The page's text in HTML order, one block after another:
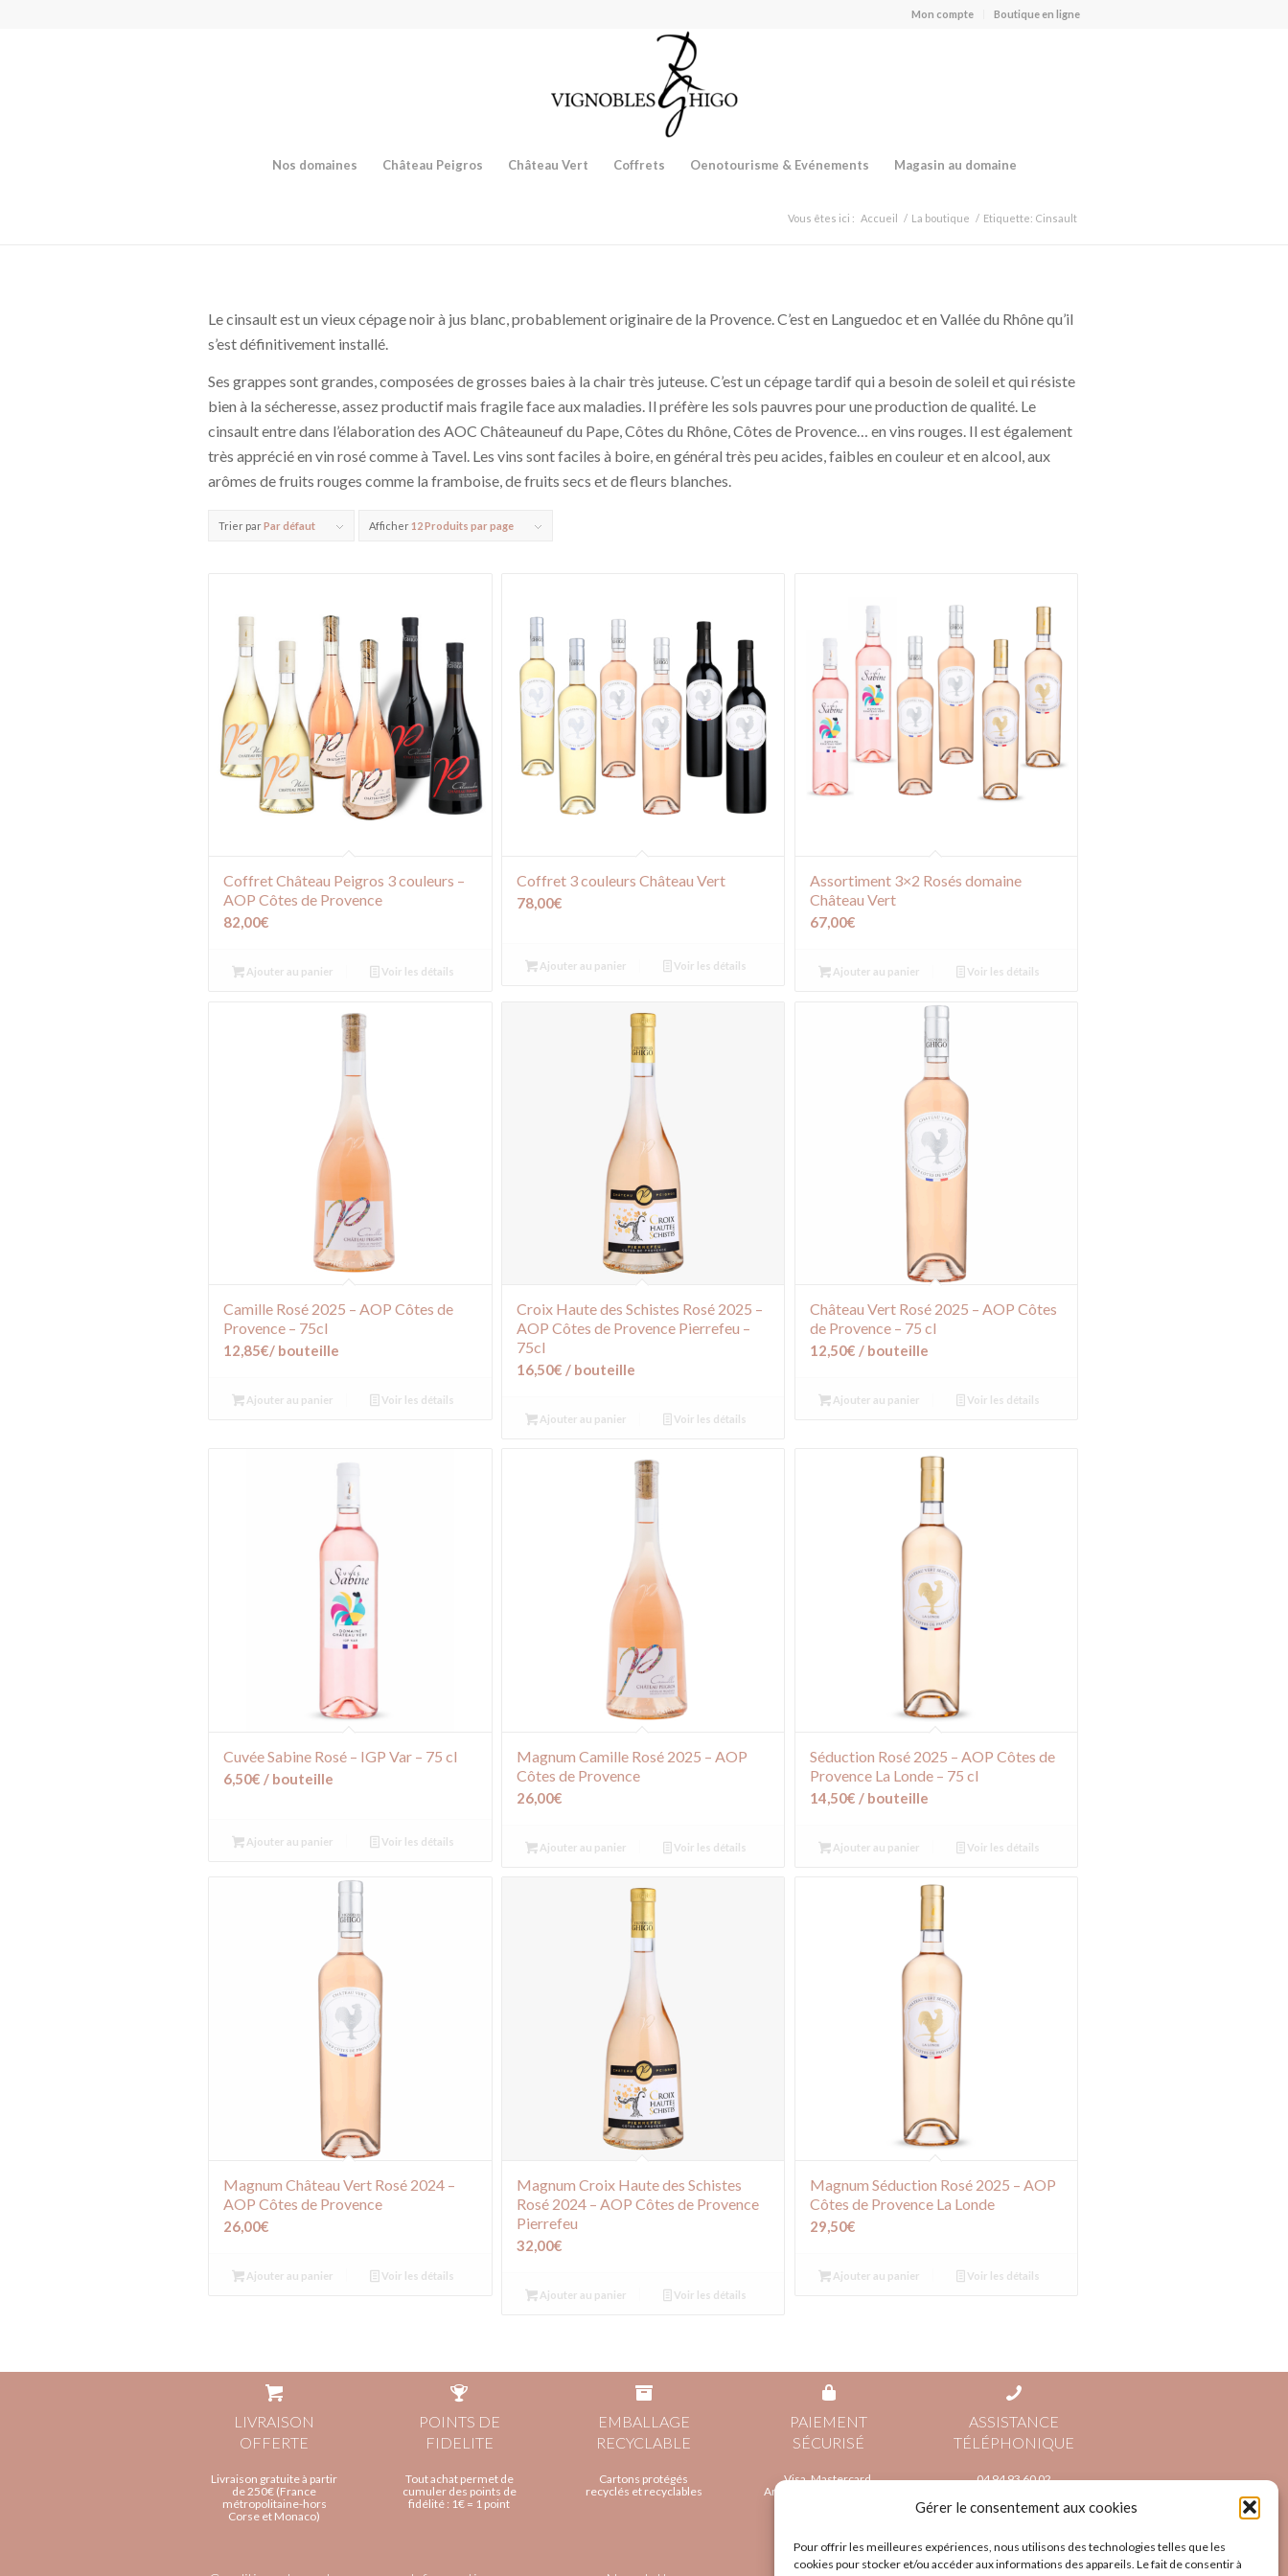
Gérer le consentement aux cookies
Pour offrir les meilleures expériences, nous utilisons des technologies telles que les
cookies pour stocker et/ou accéder aux informations des appareils. Le fait de consentir à
Mon compte Boutique en ligne
Nos domaines Château Peigros Château Vert Coffrets Oenotourisme & Evénements Magasin au domaine
Vous êtes ici : Accueil / La boutique / Etiquette: Cinsault
Le cinsault est un vieux cépage noir à jus blanc, probablement originaire de la Provence. C’est en Languedoc et en Vallée du Rhône qu’il
s’est définitivement installé.
Ses grappes sont grandes, composées de grosses baies à la chair très juteuse. C’est un cépage tardif qui a besoin de soleil et qui résiste
bien à la sécheresse, assez productif mais fragile face aux maladies. Il préfère les sols pauvres pour une production de qualité. Le
cinsault entre dans l’élaboration des AOC Châteauneuf du Pape, Côtes du Rhône, Côtes de Provence… en vins rouges. Il est également
très apprécié en vin rosé comme à Tavel. Les vins sont faciles à boire, en général très peu acides, faibles en couleur et en alcool, aux
arômes de fruits rouges comme la framboise, de fruits secs et de fleurs blanches.
Trier parPar défaut Afficher12 Produits par page
Coffret Château Peigros 3 couleurs –
AOP Côtes de Provence
82,00€
Ajouter au panier Voir les détails
Coffret 3 couleurs Château Vert
78,00€
Ajouter au panier Voir les détails
Assortiment 3×2 Rosés domaine
Château Vert
67,00€
Ajouter au panier Voir les détails
Camille Rosé 2025 – AOP Côtes de
Provence – 75cl
12,85€/ bouteille
Ajouter au panier Voir les détails
Croix Haute des Schistes Rosé 2025 –
AOP Côtes de Provence Pierrefeu –
75cl
16,50€ / bouteille
Ajouter au panier Voir les détails
Château Vert Rosé 2025 – AOP Côtes
de Provence – 75 cl
12,50€ / bouteille
Ajouter au panier Voir les détails
Cuvée Sabine Rosé – IGP Var – 75 cl
6,50€ / bouteille
Ajouter au panier Voir les détails
Magnum Camille Rosé 2025 – AOP
Côtes de Provence
26,00€
Ajouter au panier Voir les détails
Séduction Rosé 2025 – AOP Côtes de
Provence La Londe – 75 cl
14,50€ / bouteille
Ajouter au panier Voir les détails
Magnum Château Vert Rosé 2024 –
AOP Côtes de Provence
26,00€
Ajouter au panier Voir les détails
Magnum Croix Haute des Schistes
Rosé 2024 – AOP Côtes de Provence
Pierrefeu
32,00€
Ajouter au panier Voir les détails
Magnum Séduction Rosé 2025 – AOP
Côtes de Provence La Londe
29,50€
Ajouter au panier Voir les détails
LIVRAISON
OFFERTE
Livraison gratuite à partir
de 250€ (France
métropolitaine-hors
Corse et Monaco)
POINTS DE
FIDELITE
Tout achat permet de
cumuler des points de
fidélité : 1€ = 1 point
EMBALLAGE
RECYCLABLE
Cartons protégés
recyclés et recyclables
PAIEMENT
SÉCURISÉ
Visa, Mastercard,
AmericanExpress, Paypal
ASSISTANCE
TÉLÉPHONIQUE
04 94 93 60 02
9:30 12:00 | 15:30 18:30